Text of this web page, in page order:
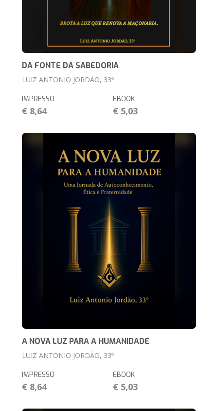
DA FONTE DA SABEDORIA
LUIZ ANTONIO JORDÃO, 33º
IMPRESSO
€ 8,64
EBOOK
€ 5,03
A NOVA LUZ PARA A HUMANIDADE
LUIZ ANTONIO JORDÃO, 33º
IMPRESSO
€ 8,64
EBOOK
€ 5,03